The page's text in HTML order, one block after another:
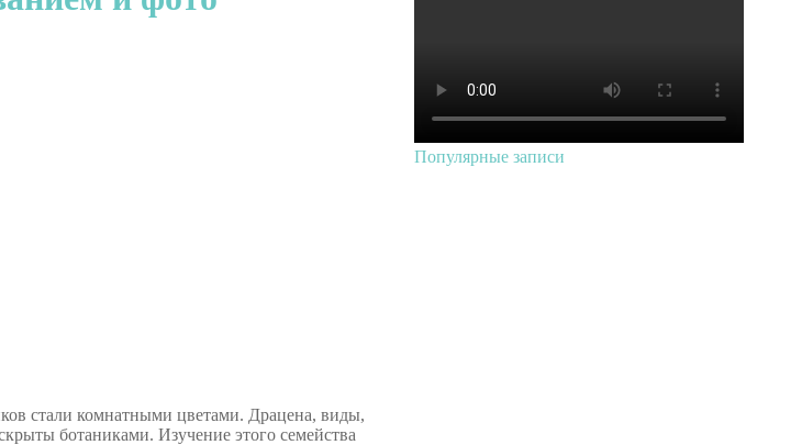
стали комнатными цветами. Драцена, виды,
ботаниками. Изучение этого семейства
Популярные записи